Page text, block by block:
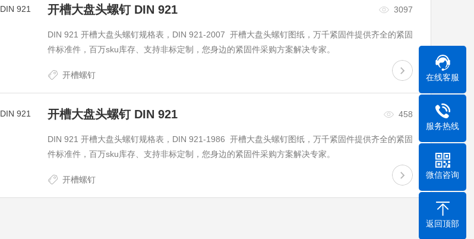
开槽大盘头螺钉 DIN 921 3097
DIN 921 开槽大盘头螺钉规格表，DIN 921-2007 开槽大盘头螺钉图纸，万千紧固件提供齐全的紧固
件标准件，百万sku库存、支持非标定制，您身边的紧固件采购方案解决专家。
开槽螺钉
开槽大盘头螺钉 DIN 921 458
DIN 921 开槽大盘头螺钉规格表，DIN 921-1986 开槽大盘头螺钉图纸，万千紧固件提供齐全的紧固
件标准件，百万sku库存、支持非标定制，您身边的紧固件采购方案解决专家。
开槽螺钉
在线客服
服务热线
微信咨询
返回顶部